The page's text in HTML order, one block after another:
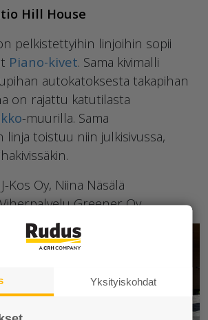
Hill House
pelkistettyihin linjoihin sopii
Piano-kivet. Sama kivimalli
autokatoksesta takapihan
on rajattu katutilasta
-muurilla. Sama
linja toistuu niin julkisivussa,
Kos Oy, Niina Näsälä
Greener Oy
Yksityiskohdat